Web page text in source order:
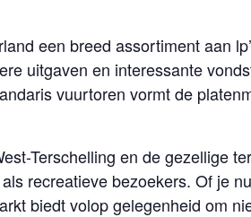
een breed assortiment aan
uitgaven en interessante
vuurtoren vormt de
Terschelling en de gezellige
recreatieve bezoekers. Of je
biedt volop gelegenheid om